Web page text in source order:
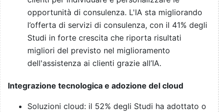
opportunità di consulenza. L'IA sta migliorando
l’offerta di servizi di consulenza, con il 41% degli
Studi in forte crescita che riporta risultati
migliori del previsto nel miglioramento
dell'assistenza ai clienti grazie all’IA.
Integrazione tecnologica e adozione del cloud
Soluzioni cloud: il 52% degli Studi ha adottato o